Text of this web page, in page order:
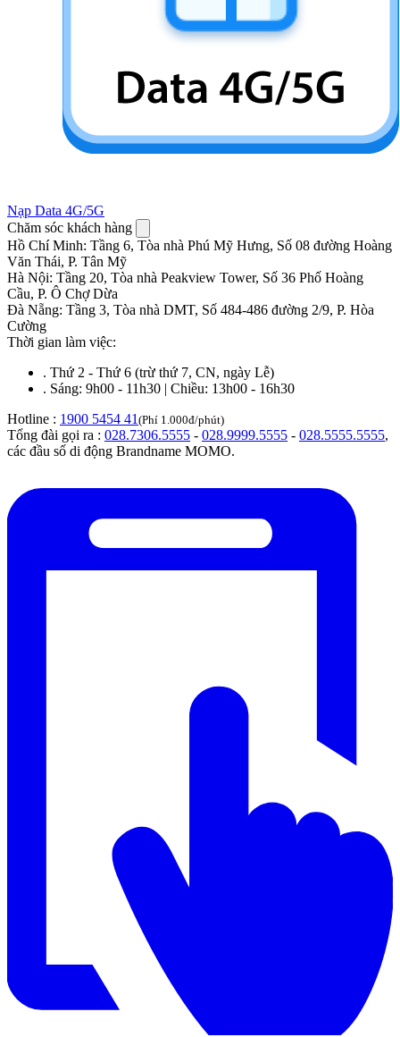
Nạp Data 4G/5G
Chăm sóc khách hàng
Hồ Chí Minh: Tầng 6, Tòa nhà Phú Mỹ Hưng, Số 08 đường Hoàng
Văn Thái, P. Tân Mỹ
Hà Nội: Tầng 20, Tòa nhà Peakview Tower, Số 36 Phố Hoàng
Cầu, P. Ô Chợ Dừa
Đà Nẵng: Tầng 3, Tòa nhà DMT, Số 484-486 đường 2/9, P. Hòa
Cường
Thời gian làm việc:
. Thứ 2 - Thứ 6 (trừ thứ 7, CN, ngày Lễ)
. Sáng: 9h00 - 11h30 | Chiều: 13h00 - 16h30
Hotline : 1900 5454 41 (Phí 1.000đ/phút)
Tổng đài gọi ra : 028.7306.5555 - 028.9999.5555 - 028.5555.5555,
các đầu số di động Brandname MOMO.